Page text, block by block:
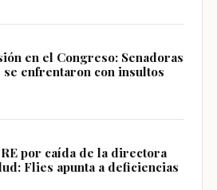
en el Congreso: Senadoras
enfrentaron con insultos
por caída de la directora
Flies apunta a deficiencias